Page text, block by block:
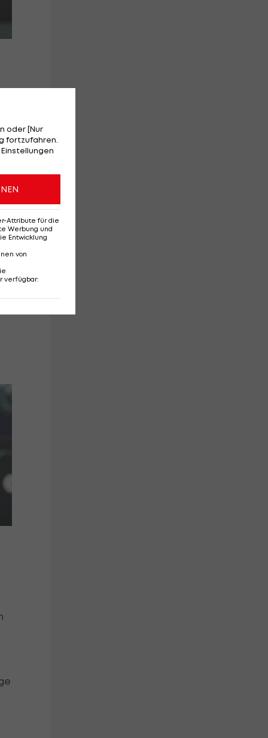
oder [Nur
fortzufahren.
Attribute für die
Werbung und
Entwicklung
von
verfügbar: